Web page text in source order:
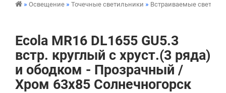
Освещение Точечные светильники Встраиваемые
Ecola MR16 DL1655 GU5.3
встр. круглый с хруст.(3 ряда)
и ободком - Прозрачный /
Хром 63x85 Солнечногорск